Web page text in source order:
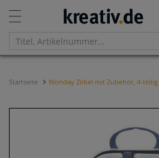
Startseite Wonday Zirkel mit Zubehör, 4-teilig